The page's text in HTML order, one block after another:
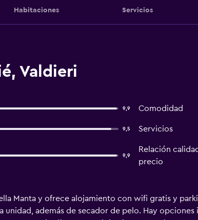
Habitaciones Servicios
Valdieri
9,9 Comodidad
9,5 Servicios
9,9
Relación
precio
Manta y ofrece alojamiento con wifi gratis y
unidad, además de secador de pelo. Hay